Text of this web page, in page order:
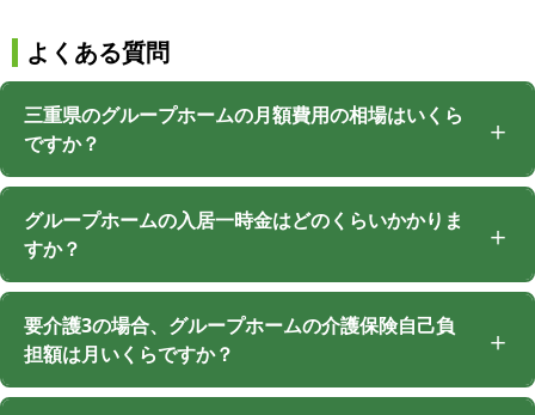
よくある質問
三重県のグループホームの月額費用の相場はいくら
ですか？
グループホームの入居一時金はどのくらいかかりま
すか？
要介護3の場合、グループホームの介護保険自己負
担額は月いくらですか？